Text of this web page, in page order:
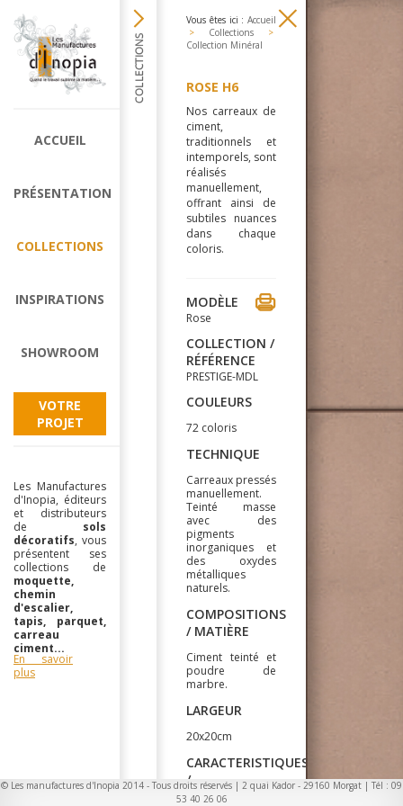
ACCUEIL
PRÉSENTATION
COLLECTIONS
INSPIRATIONS
SHOWROOM
VOTRE
PROJET
Les Manufactures
d'Inopia, éditeurs
et distributeurs
de sols
décoratifs, vous
présentent ses
collections de
moquette,
chemin
d'escalier,
tapis, parquet,
carreau
ciment...
En savoir
plus
Vous êtes ici : Accueil
>
Collections
>
Collection Minéral
ROSE H6
Nos carreaux de
ciment,
traditionnels et
intemporels, sont
réalisés
manuellement,
offrant ainsi de
subtiles nuances
dans chaque
coloris.
MODÈLE
Rose
COLLECTION /
RÉFÉRENCE
PRESTIGE-MDL
COULEURS
72 coloris
TECHNIQUE
Carreaux pressés
manuellement.
Teinté masse
avec des
pigments
inorganiques et
des oxydes
métalliques
naturels.
COMPOSITIONS
/ MATIÈRE
Ciment teinté et
poudre de
marbre.
LARGEUR
20x20cm
CARACTERISTIQUES
/
INFORMATIONS
© Les manufactures d'Inopia 2014 - Tous droits réservés | 2 quai Kador - 29160 Morgat | Tél : 09
53 40 26 06